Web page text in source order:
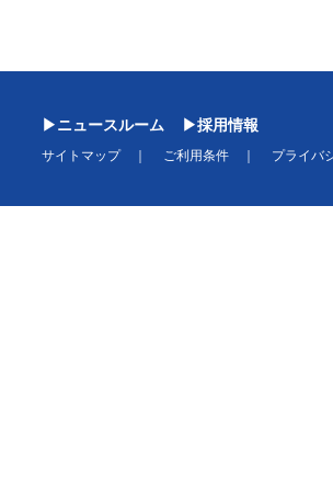
ニュースルーム 採用情報
サイトマップ ご利用条件 プライバ